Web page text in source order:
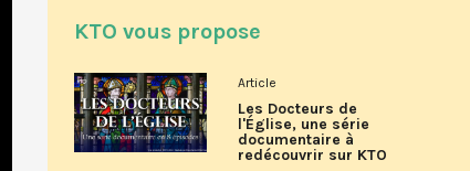
KTO vous propose
Article
Les Docteurs de
l'Église, une série
documentaire à
redécouvrir sur KTO